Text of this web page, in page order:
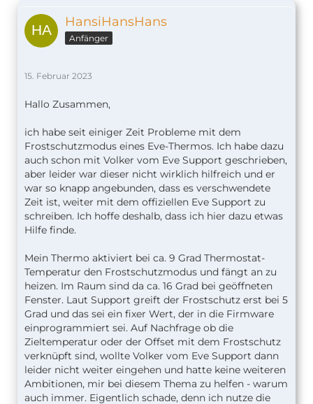
HansiHansHans
Anfänger
15. Februar 2023
Hallo Zusammen,
ich habe seit einiger Zeit Probleme mit dem
Frostschutzmodus eines Eve-Thermos. Ich habe dazu
auch schon mit Volker vom Eve Support geschrieben,
aber leider war dieser nicht wirklich hilfreich und er
war so knapp angebunden, dass es verschwendete
Zeit ist, weiter mit dem offiziellen Eve Support zu
schreiben. Ich hoffe deshalb, dass ich hier dazu etwas
Hilfe finde.
Mein Thermo aktiviert bei ca. 9 Grad Thermostat-
Temperatur den Frostschutzmodus und fängt an zu
heizen. Im Raum sind da ca. 16 Grad bei geöffneten
Fenster. Laut Support greift der Frostschutz erst bei 5
Grad und das sei ein fixer Wert, der in die Firmware
einprogrammiert sei. Auf Nachfrage ob die
Zieltemperatur oder der Offset mit dem Frostschutz
verknüpft sind, wollte Volker vom Eve Support dann
leider nicht weiter eingehen und hatte keine weiteren
Ambitionen, mir bei diesem Thema zu helfen - warum
auch immer. Eigentlich schade, denn ich nutze die